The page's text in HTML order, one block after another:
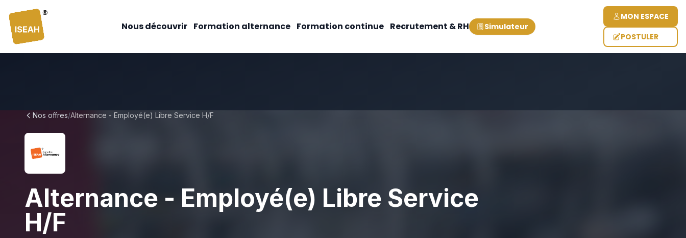
Nous découvrir Formation alternance Formation continue Recrutement & RH Simulateur
MON ESPACE
POSTULER
Nos offres/Alternance - Employé(e) Libre Service H/F
Alternance - Employé(e) Libre Service
H/F